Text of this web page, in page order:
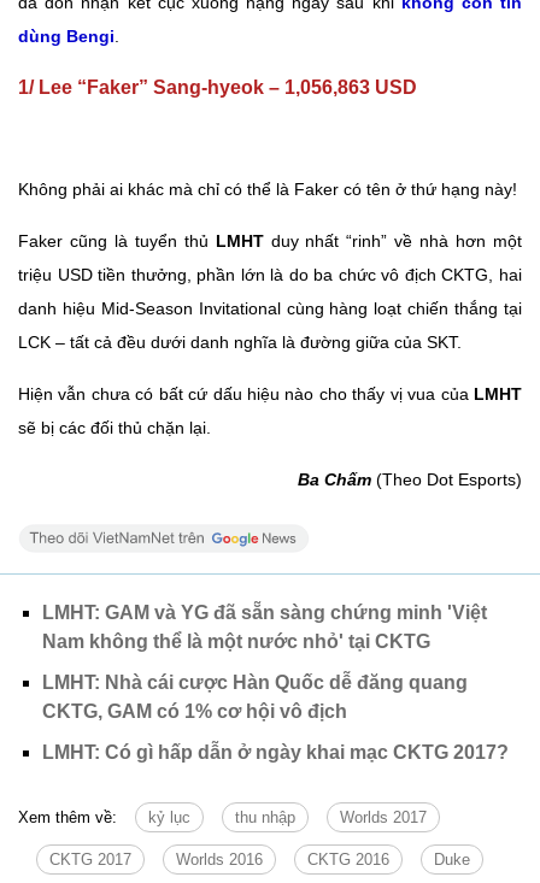
dùng Bengi
1/ Lee “Faker” Sang-hyeok – 1,056,863 USD
Không phải ai khác mà chỉ có thể là Faker có tên ở thứ hạng này!
Faker cũng là tuyển thủ LMHTduy nhất “rinh” về nhà hơn một
triệu USD tiền thưởng, phần lớn là do ba chức vô địch CKTG, hai
danh hiệu Mid-Season Invitational cùng hàng loạt chiến thắng tại
LCK – tất cả đều dưới danh nghĩa là đường giữa của SKT.
Hiện vẫn chưa có bất cứ dấu hiệu nào cho thấy vị vua của LMHT
sẽ bị các đối thủ chặn lại.
Ba Chấm (Theo Dot Esports)
LMHT: GAM và YG đã sẵn sàng chứng minh 'Việt
Nam không thể là một nước nhỏ' tại CKTG
LMHT: Nhà cái cược Hàn Quốc dễ đăng quang
CKTG, GAM có 1% cơ hội vô địch
LMHT: Có gì hấp dẫn ở ngày khai mạc CKTG 2017?
Xem thêm về: kỷ lục thu nhập Worlds 2017
CKTG 2017 Worlds 2016 CKTG 2016 Duke